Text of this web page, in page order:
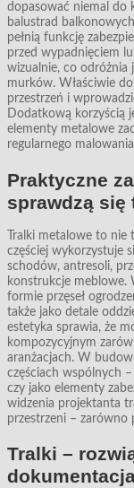
dopasować niemal do
balustrad
pełnią funkcję
przed wypadnięciem
wizualnie, co odróżnia
murków. Właściwie
przestrzeń i
Dodatkową korzyścią
elementy metalowe
regularnego
Praktyczne
sprawdzą się
Tralki metalowe to
częściej wykorzystuje
schodów, antresoli,
konstrukcje meblowe.
formie przęseł
także jako detale
estetyka sprawia, że
kompozycyjnym
aranżacjach. W
częściach wspólnych
czy jako elementy
widzenia projektanta
przestrzeni – zarówno
Tralki –